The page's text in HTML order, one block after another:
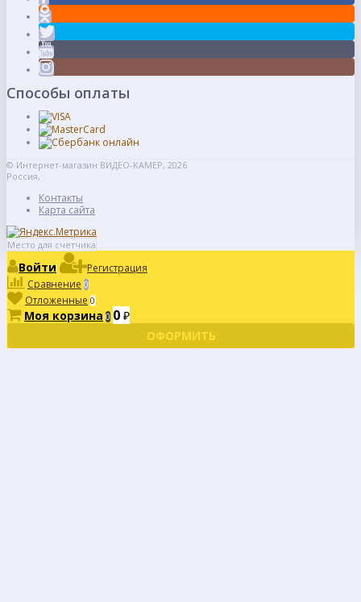
Способы оплаты
© Интернет-магазин ВИДЕО-КАМЕР, 2026
Россия,
Контакты
Карта сайта
Место для счетчика
Войти
Регистрация
Сравнение 0
Отложенные 0
Моя корзина 0 0 ₽
ОФОРМИТЬ